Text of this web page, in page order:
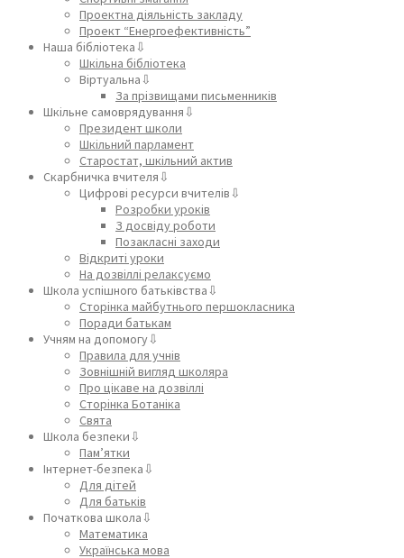
Проектна діяльність закладу
Проект “Енергоефективність”
Наша бібліотека⇩
Шкільна бібліотека
Віртуальна⇩
За прізвищами письменників
Шкільне самоврядування⇩
Президент школи
Шкільний парламент
Старостат, шкільний актив
Скарбничка вчителя⇩
Цифрові ресурси вчителів⇩
Розробки уроків
З досвіду роботи
Позакласні заходи
Відкриті уроки
На дозвіллі релаксуємо
Школа успішного батьківства⇩
Сторінка майбутнього першокласника
Поради батькам
Учням на допомогу⇩
Правила для учнів
Зовнішній вигляд школяра
Про цікаве на дозвіллі
Сторінка Ботаніка
Свята
Школа безпеки⇩
Пам’ятки
Інтернет-безпека⇩
Для дітей
Для батьків
Початкова школа⇩
Математика
Українська мова